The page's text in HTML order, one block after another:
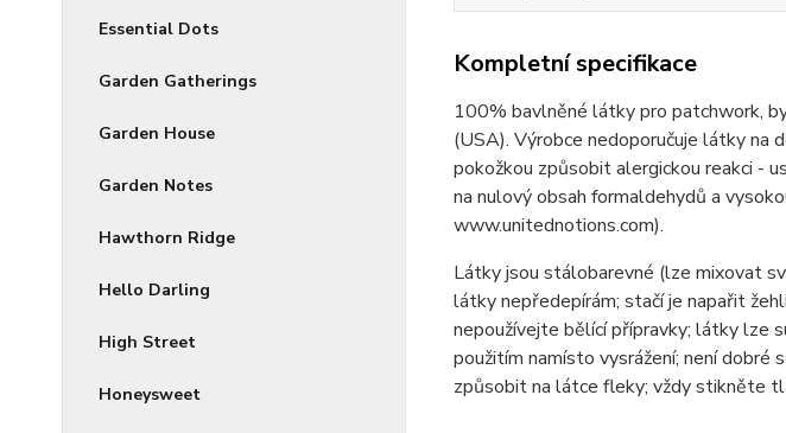
Essential Dots
Garden Gatherings
Garden House
Garden Notes
Hawthorn Ridge
Hello Darling
High Street
Honeysweet
Kompletní specifikace
100% bavlněné látky pro patchwork,
(USA). Výrobce nedoporučuje látky na
pokožkou způsobit alergickou reakci -
na nulový obsah formaldehydů a
www.unitednotions.com).
Látky jsou stálobarevné (lze mixovat
látky nepředepírám; stačí je napařit
nepoužívejte bělící přípravky; látky lze
použitím namísto vysrážení; není
způsobit na látce fleky; vždy stikněte